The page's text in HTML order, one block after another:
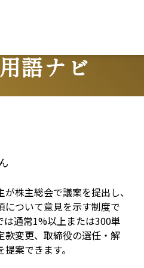
語ナビ
株主総会で議案を提出し、
について意見を示す制度で
は通常1%以上または300単
款変更、取締役の選任・解
案できます。